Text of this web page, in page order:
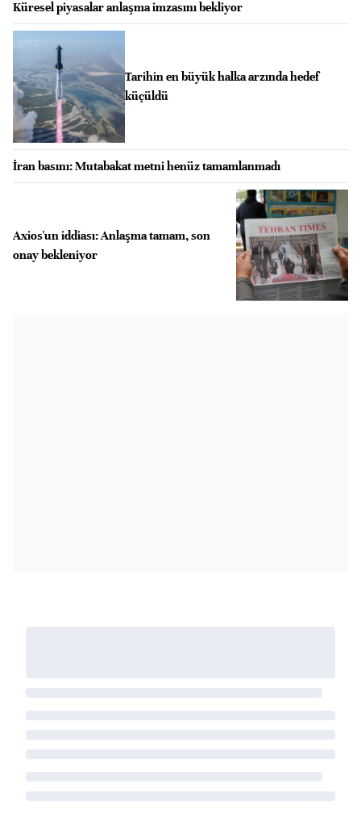
Küresel piyasalar anlaşma imzasını bekliyor
Tarihin en büyük halka arzında hedef
küçüldü
İran basını: Mutabakat metni henüz tamamlanmadı
Axios'un iddiası: Anlaşma tamam, son
onay bekleniyor